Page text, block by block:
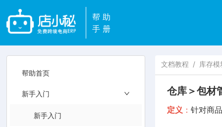
帮助
手册
帮助首页
新手入门
新手入门
文档教程 / 库存模
仓库＞包材
定义 ： 针对商